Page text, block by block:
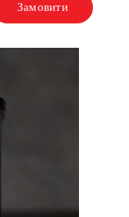
Замовити